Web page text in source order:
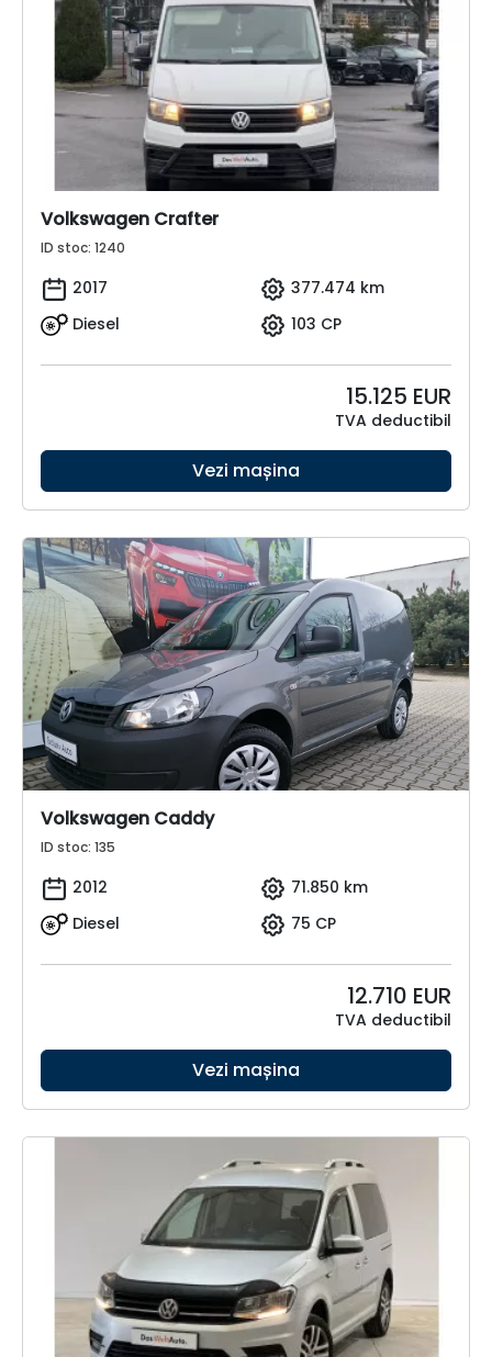
Volkswagen Crafter
ID stoc: 1240
2017
377.474 km
Diesel
103 CP
15.125 EUR
TVA deductibil
Vezi mașina
Volkswagen Caddy
ID stoc: 135
2012
71.850 km
Diesel
75 CP
12.710 EUR
TVA deductibil
Vezi mașina